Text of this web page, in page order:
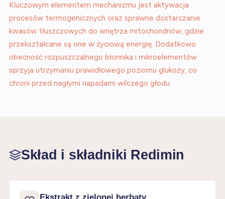
Kluczowym elementem mechanizmu jest aktywacja
procesów termogenicznych oraz sprawne dostarczanie
kwasów tłuszczowych do wnętrza mitochondriów, gdzie
przekształcane są one w życiową energię. Dodatkowo
obecność rozpuszczalnego błonnika i mikroelementów
sprzyja utrzymaniu prawidłowego poziomu glukozy, co
chroni przed nagłymi napadami wilczego głodu.
Skład i składniki Redimin